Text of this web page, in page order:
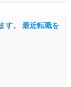
す。 最近転職を